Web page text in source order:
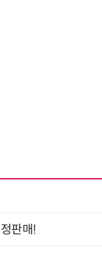
판매!